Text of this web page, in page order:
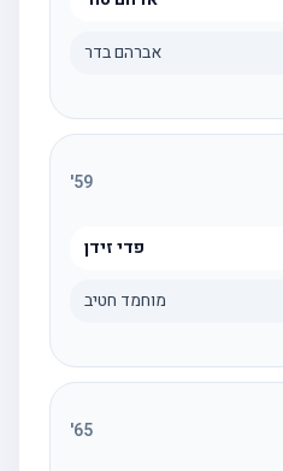
אברהם בדר
59
'
פדי זידן
מוחמד חטיב
65
'